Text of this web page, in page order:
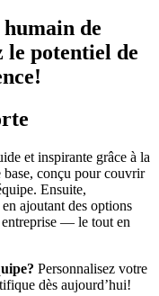
de
potentiel de
et inspirante grâce à la
conçu pour couvrir
Ensuite,
ajoutant des options
entreprise — le tout en
Personnalisez votre
dès aujourd’hui!